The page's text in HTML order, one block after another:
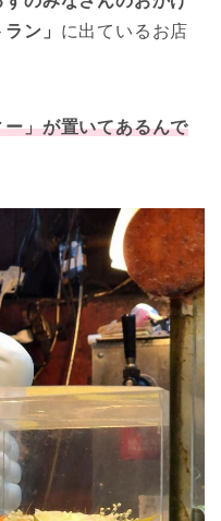
ン」 に出ているお店
」が置いてあるんで